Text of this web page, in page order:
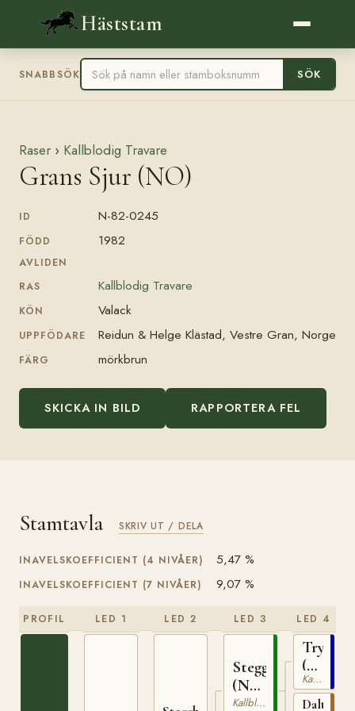
Häststam
SNABBSÖK SÖK
Raser › Kallblodig Travare
Grans Sjur (NO)
ID N-82-0245
FÖDD 1982
AVLIDEN
RAS
Kallblodig Travare
KÖN Valack
UPPFÖDARE Reidun & Helge Klästad, Vestre Gran, Norge
FÄRG mörkbrun
SKICKA IN BILD RAPPORTERA FEL
Stamtavla SKRIV UT / DELA
INAVELSKOEFFICIENT (4 NIVÅER) 5,47 %
INAVELSKOEFFICIENT (7 NIVÅER) 9,07 %
PROFIL LED 1 LED 2 LED 3
Stegg
(NO)
T- Kallblodig Travare
LED 4
Trygve
(NO)
T-
66
Kallblodig Travare
Dalterna